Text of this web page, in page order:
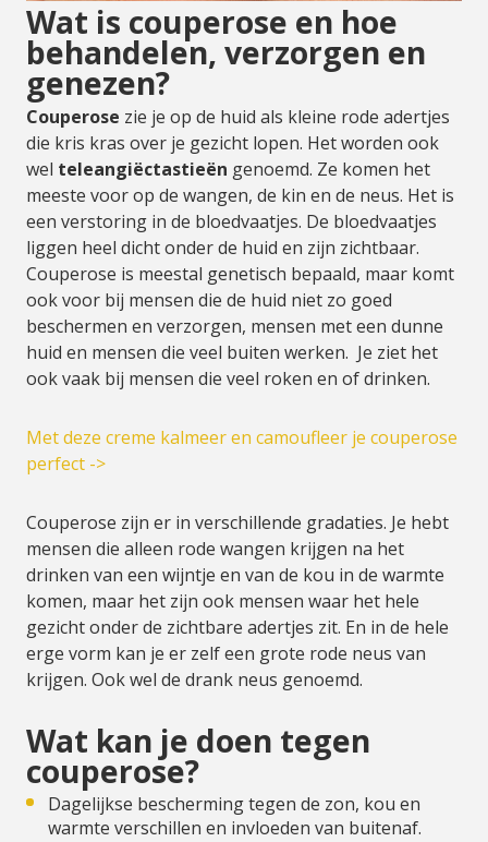
Wat is couperose en hoe
behandelen, verzorgen en
genezen?
Couperose zie je op de huid als kleine rode adertjes
die kris kras over je gezicht lopen. Het worden ook
wel teleangiëctastieën genoemd. Ze komen het
meeste voor op de wangen, de kin en de neus. Het is
een verstoring in de bloedvaatjes. De bloedvaatjes
liggen heel dicht onder de huid en zijn zichtbaar.
Couperose is meestal genetisch bepaald, maar komt
ook voor bij mensen die de huid niet zo goed
beschermen en verzorgen, mensen met een dunne
huid en mensen die veel buiten werken. Je ziet het
ook vaak bij mensen die veel roken en of drinken.
Met deze creme kalmeer en camoufleer je couperose
perfect ->
Couperose zijn er in verschillende gradaties. Je hebt
mensen die alleen rode wangen krijgen na het
drinken van een wijntje en van de kou in de warmte
komen, maar het zijn ook mensen waar het hele
gezicht onder de zichtbare adertjes zit. En in de hele
erge vorm kan je er zelf een grote rode neus van
krijgen. Ook wel de drank neus genoemd.
Wat kan je doen tegen
couperose?
Dagelijkse bescherming tegen de zon, kou en
warmte verschillen en invloeden van buitenaf.